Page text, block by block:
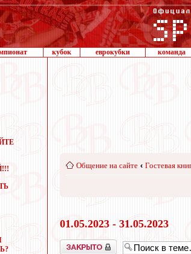
кубок еврокубки команда
Общение на сайте ‹ Гостевая
01.05.2023 - 31.05.2023
Закрыто